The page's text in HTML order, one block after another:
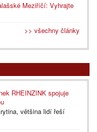
Meziříčí: Vyhrajte
>> všechny články
RHEINZINK spojuje
většina lidí řeší